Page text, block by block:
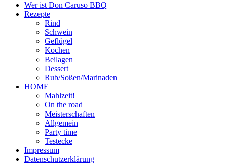
Wer ist Don Caruso BBQ
Rezepte
Rind
Schwein
Geflügel
Kochen
Beilagen
Dessert
Rub/Soßen/Marinaden
HOME
Mahlzeit!
On the road
Meisterschaften
Allgemein
Party time
Testecke
Impressum
Datenschutzerklärung